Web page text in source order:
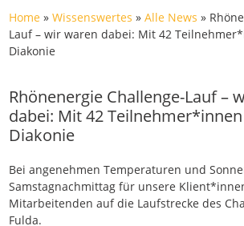
Home »Wissenswertes »Alle News »
Lauf – wir waren dabei: Mit 42
Diakonie
Rhönenergie Challenge-Lauf –
dabei: Mit 42
Diakonie
Bei angenehmen Temperaturen und
Samstagnachmittag für unsere
Mitarbeitenden auf die Laufstrecke des
Fulda.